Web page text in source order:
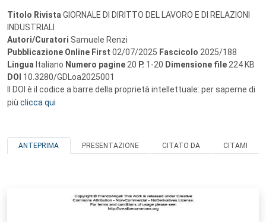
Titolo Rivista GIORNALE DI DIRITTO DEL LAVORO E DI RELAZIONI
INDUSTRIALI
Autori/Curatori Samuele Renzi
Pubblicazione Online First 02/07/2025 Fascicolo 2025/188
Lingua Italiano Numero pagine 20 P. 1-20 Dimensione file 224 KB
DOI 10.3280/GDLoa2025001
Il DOI è il codice a barre della proprietà intellettuale: per saperne di
più clicca qui
ANTEPRIMA PRESENTAZIONE CITATO DA CITAMI